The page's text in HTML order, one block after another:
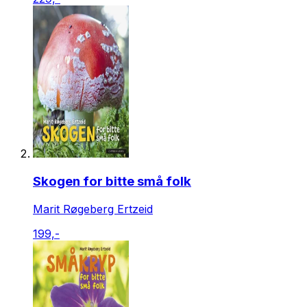
Skogen for bitte små folk
Marit Røgeberg Ertzeid
199,-